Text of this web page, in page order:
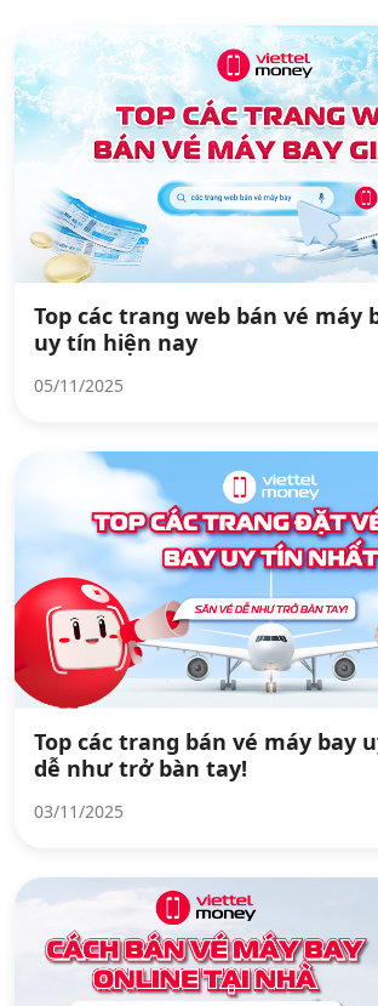
Top các trang web bán vé máy
uy tín hiện nay
05/11/2025
Top các trang bán vé máy bay
dễ như trở bàn tay!
03/11/2025